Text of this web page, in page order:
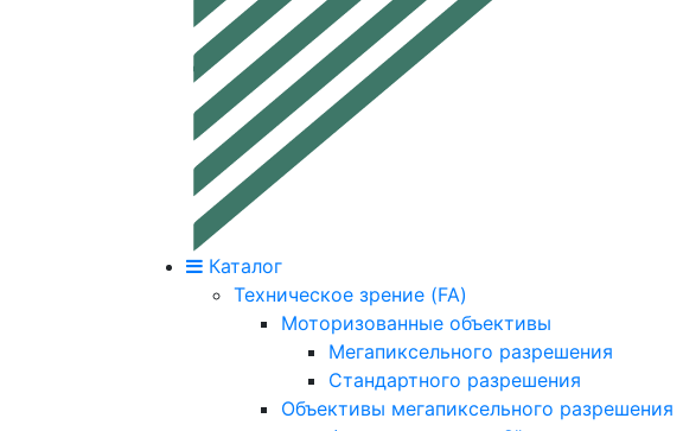
Каталог
Техническое зрение (FA)
Моторизованные объективы
Мегапиксельного разрешения
Стандартного разрешения
Объективы мегапиксельного разрешения